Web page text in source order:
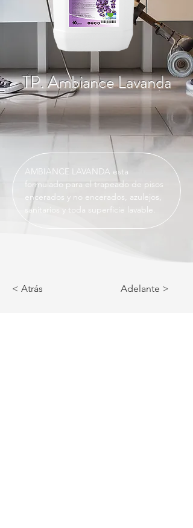
TP. Ambiance Lavanda
AMBIANCE LAVANDA esta
formulado para el trapeado de pisos
encerados y no encerados, azulejos,
sanitarios y toda superficie lavable.
< Atrás Adelante >